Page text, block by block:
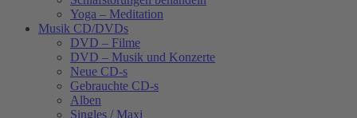
Yoga – Meditation
Musik CD/DVDs
DVD – Filme
DVD – Musik und Konzerte
Neue CD-s
Gebrauchte CD-s
Alben
Singles / Maxi